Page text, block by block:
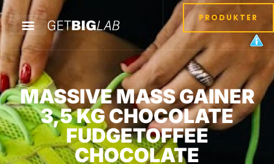
PRODUKTER
MASSIVE MASS GAINER
3,5 KG CHOCOLATE
FUDGETOFFEE
CHOCOLATE